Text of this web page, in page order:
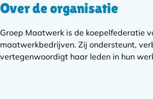
Over de organisatie
Groep Maatwerk is de koepelfederatie
maatwerkbedrijven. Zij ondersteunt,
vertegenwoordigt haar leden in hun